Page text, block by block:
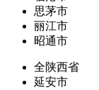
思茅市
丽江市
昭通市
全陕西省
延安市